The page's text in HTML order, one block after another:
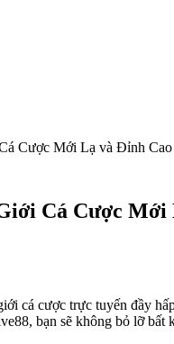
Cược Mới Lạ và Đỉnh Cao
Cá Cược
cá cược trực tuyến đầy
bạn sẽ không bỏ lỡ